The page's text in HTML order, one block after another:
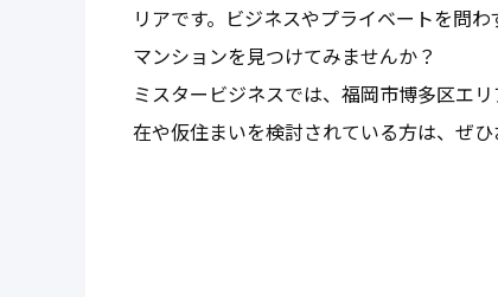
リアです。ビジネスやプライベートを問
マンションを見つけてみませんか？
ミスタービジネスでは、福岡市博多区エ
在や仮住まいを検討されている方は、ぜ